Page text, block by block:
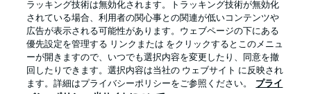
プライバシー・ポリシー 優先設定を管理する
利用条件 放送局
求人 選手
ラッキング技術は無効化されます。トラッキング技術が無効化
されている場合、利用者の関心事との関連が低いコンテンツや
広告が表示される可能性があります。ウェブページの下にある
優先設定を管理する リンクまたは をクリックするとこのメニュ
ーが開きますので、いつでも選択内容を変更したり、同意を撤
回したりできます。選択内容は当社の ウェブサイト に反映され
ます。詳細はプライバシーポリシーをご参照ください。
プライ